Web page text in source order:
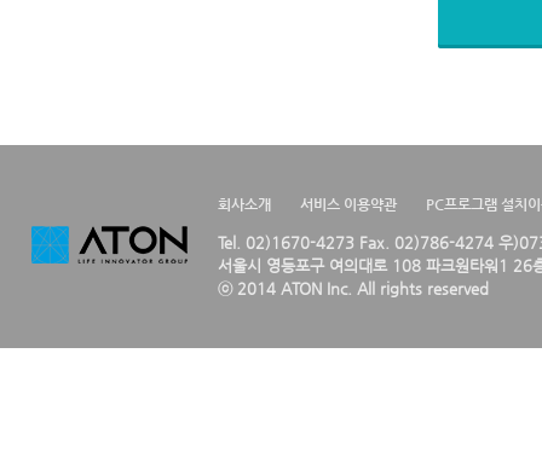
회사소개 서비스 이용약관 PC프로그램 설치
Tel. 02)1670-4273 Fax. 02)786-4274 우
서울시 영등포구 여의대로 108 파크원타워1 26
ⓒ 2014 ATON Inc. All rights reserved